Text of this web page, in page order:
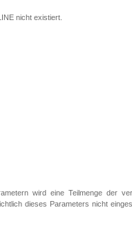
nicht existiert.
wird eine Teilmenge der
dieses Parameters nicht